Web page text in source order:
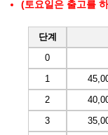
(토요일은 출고를
단계
0
1
2
3